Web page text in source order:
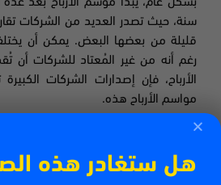
سنة، حيث تصدر العديد من الشركات
قليلة من بعضها البعض. يمكن أن يختلف
رغم أنه من غير المُعتاد للشركات أن
الأرباح، فإن إصدارات الشركات
مواسم الأرباح هذه.
اقرأ المزيد من مقالات سي إم تريدينج:
هل ستغادر هذه